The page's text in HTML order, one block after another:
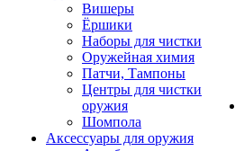
Вишеры
Ёршики
Наборы для чистки
Оружейная химия
Патчи, Тампоны
Центры для чистки
оружия
Шомпола
Аксессуары для оружия